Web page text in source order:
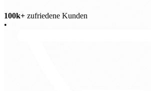
100k+ zufriedene Kunden
•